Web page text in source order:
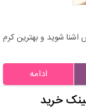
شوید و بهترین کرم
ادامه